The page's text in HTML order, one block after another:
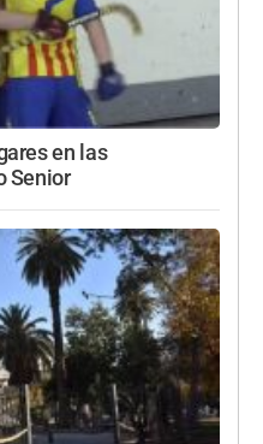
en las
Senior